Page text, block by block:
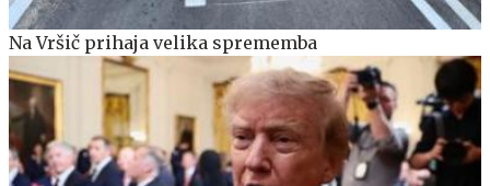
Na Vršič prihaja velika sprememba